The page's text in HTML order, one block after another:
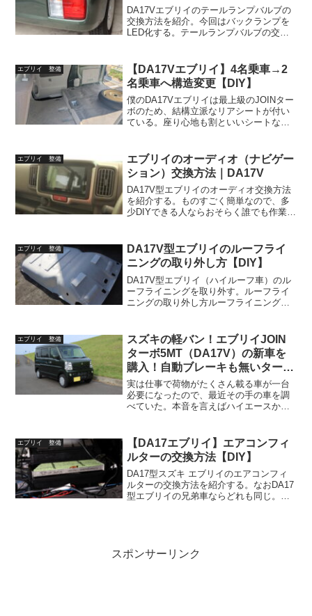
DA17Vエブリイのテールランプバルブの
交換方法を紹介。今回はバックランプを
LED化する。テールランプバルブの交換
ランプ、内上がウィンカー、内下がバッ
クランプとなっ...
エブリイ 整備
【DA17Vエブリイ】4名乗車→2
名乗車へ構造変更【DIY】
僕のDA17Vエブリイは最上級のJOINター
ボのため、結構立派なリアシートが付い
ている。座り心地も割といいシートなの
リイを2名乗車へ構造変更DA17Vエブリイ
は貨物...
エブリイ 整備
エブリイのオーディオ（ナビゲー
ション）交換方法｜DA17V
DA17V型エブリイのオーディオ交換方法
を紹介する。ものすごく簡単なので、多
少DIYできる人ならおそらく誰でも作業で
もよるが、僕のJOINターボには標準でCD
プレイヤー...
エブリイ 整備
DA17V型エブリイのルーフライ
ニングの取り外し方【DIY】
DA17V型エブリイ（ハイルーフ車）のル
ーフライニングを取り外す。ルーフライ
ニングの取り外し方ルーフライニングを
照。各部品を外すAピーラに止まっている
グリップは、カバー...
エブリイ 整備
スズキの軽バン！エブリイJOIN
ターボ5MT（DA17V）の新車を
購入！自動ブレーキも無いターボ
最後のマニュアル車
実は仕事で荷物がたくさん載る車が一台
必要になったので、最近その手の車を調
べていた。本音を言えばハイエースかキ
それなりに掛かってちょっとしんどい。
それではとライトエースバ...
エブリイ 整備
【DA17エブリイ】エアコンフィ
ルターの交換方法【DIY】
DA17型スズキ エブリイのエアコンフィ
ルターの交換方法を紹介する。なおDA17
型エブリイの兄弟車ならどれも同じ。具
スポンサーリンク